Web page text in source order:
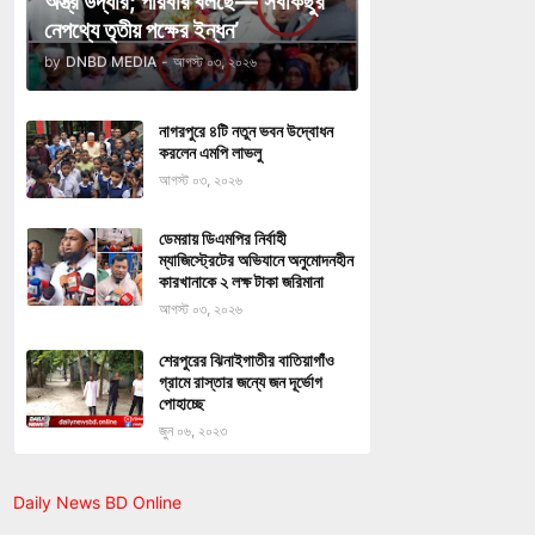
নেপথ্যে তৃতীয় পক্ষের ইন্ধন’
by DNBD MEDIA - আগস্ট ০৩, ২০২৬
নাগরপুরে ৪টি নতুন ভবন উদ্বোধন
করলেন এমপি লাভলু
আগস্ট ০৩, ২০২৬
ডেমরায় ডিএমপির নির্বাহী
ম্যাজিস্ট্রেটের অভিযানে অনুমোদনহীন
কারখানাকে ২ লক্ষ টাকা জরিমানা
আগস্ট ০৩, ২০২৬
শেরপুরের ঝিনাইগাতীর বাতিয়াগাঁও
গ্রামে রাস্তার জন্যে জন দূর্ভোগ
পোহাচ্ছে
জুন ০৬, ২০২৩
Daily News BD Online